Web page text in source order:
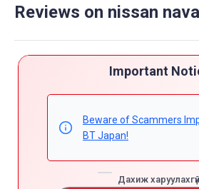
Important
Beware of Scammers
BT Japan!
Дахиж
Reviews on nissan
4.7
4.7
3 Reviews
5
3
1